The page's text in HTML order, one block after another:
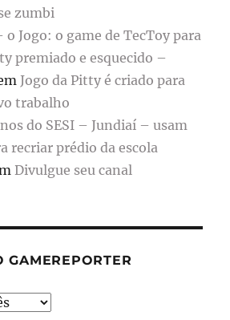
zumbi
o Jogo: o game de TecToy para
premiado e esquecido –
Jogo da Pitty é criado para
trabalho
do SESI – Jundiaí – usam
recriar prédio da escola
Divulgue seu canal
GAMEREPORTER